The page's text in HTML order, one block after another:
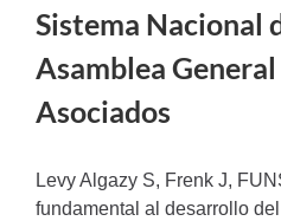
Sistema Nacional
Asamblea
Asociados
Levy Algazy S, Frenk J,
fundamental al desarrollo